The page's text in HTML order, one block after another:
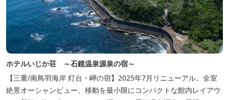
ホテルいじか荘 ～石鏡温泉源泉の宿～
【三重/南鳥羽海岸 灯台・岬の宿】2025年7月リニューアル。全室
絶景オーシャンビュー、移動を最小限にコンパクトな館内レイアウ